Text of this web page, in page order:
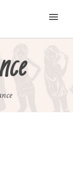
MENU